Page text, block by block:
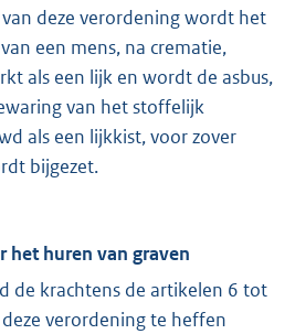
deze verordening wordt het
een mens, na crematie,
als een lijk en wordt de asbus,
van het stoffelijk
als een lijkkist, voor zover
bijgezet.
het huren van graven
de krachtens de artikelen 6 tot
verordening te heffen